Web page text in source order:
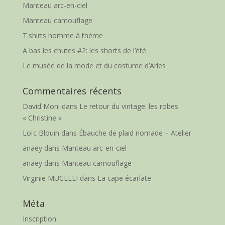
Manteau arc-en-ciel
Manteau camouflage
T.shirts homme à thème
A bas les chutes #2: les shorts de l’été
Le musée de la mode et du costume d’Arles
Commentaires récents
David Moni dans Le retour du vintage: les robes
« Christine »
Loïc Blouin dans Ébauche de plaid nomade – Atelier
anaeydans Manteau arc-en-ciel
anaeydans Manteau camouflage
Virginie MUCELLI dans La cape écarlate
Méta
Inscription